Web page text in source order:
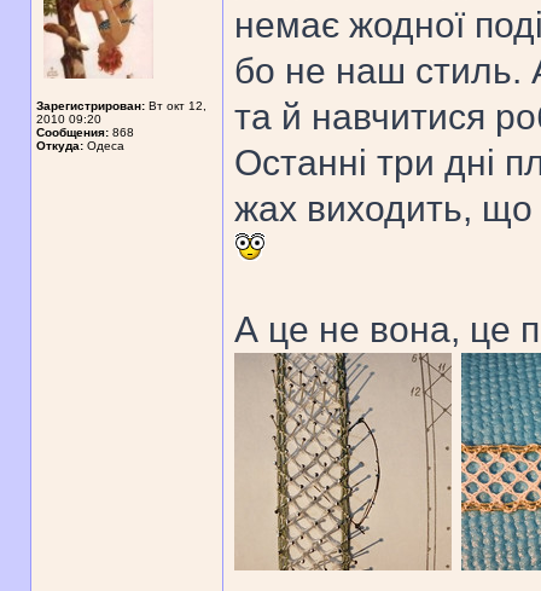
Зарегистрирован: Вт окт 12,
2010 09:20
Сообщения: 868
Откуда: Одеса
немає жодної
бо не наш стиль.
та й навчитися
Останні три дні
жах виходить, що
А це не вона, це